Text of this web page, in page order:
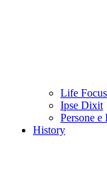
Life Focus
Ipse Dixit
Persone e
History